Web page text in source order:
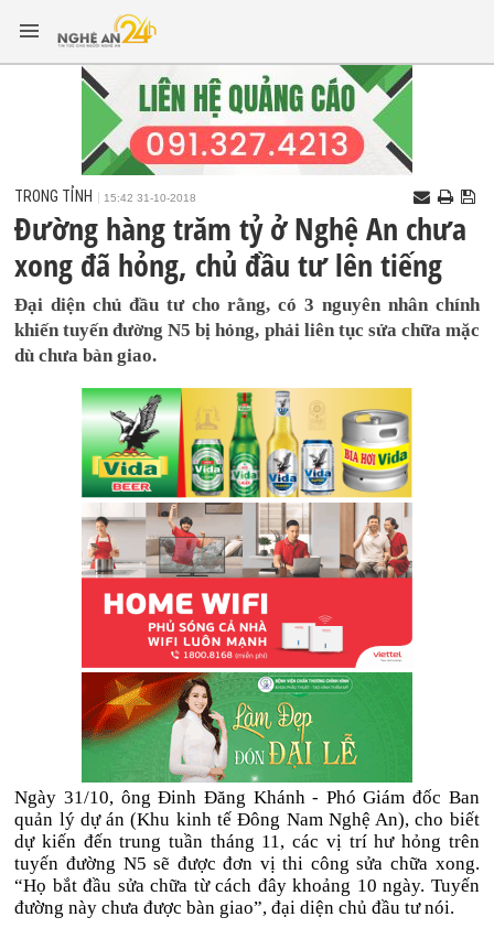
TRONG TỈNH 15:42 31-10-2018
Đường hàng trăm tỷ ở Nghệ An chưa
xong đã hỏng, chủ đầu tư lên tiếng
Đại diện chủ đầu tư cho rằng, có 3 nguyên nhân chính
khiến tuyến đường N5 bị hỏng, phải liên tục sửa chữa mặc
dù chưa bàn giao.
Ngày 31/10, ông Đinh Đăng Khánh - Phó Giám đốc Ban
quản lý dự án (Khu kinh tế Đông Nam Nghệ An), cho biết
dự kiến đến trung tuần tháng 11, các vị trí hư hỏng trên
tuyến đường N5 sẽ được đơn vị thi công sửa chữa xong.
“Họ bắt đầu sửa chữa từ cách đây khoảng 10 ngày. Tuyến
đường này chưa được bàn giao”, đại diện chủ đầu tư nói.